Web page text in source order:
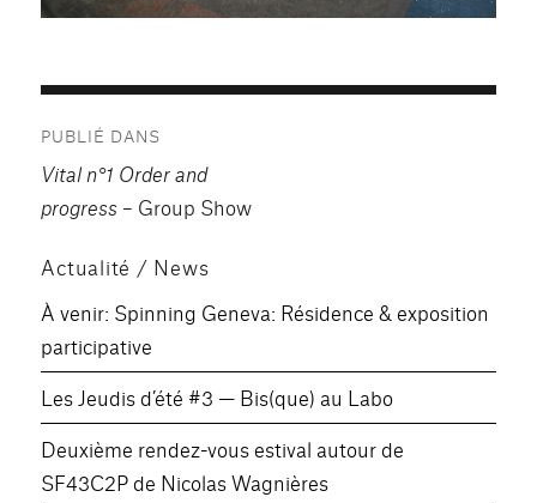
de
l’article
PUBLIÉ DANS
Vital n°1 Order and
progress – Group Show
Actualité / News
À venir: Spinning Geneva: Résidence & exposition
participative
Les Jeudis d’été #3 — Bis(que) au Labo
Deuxième rendez-vous estival autour de
SF43C2P de Nicolas Wagnières